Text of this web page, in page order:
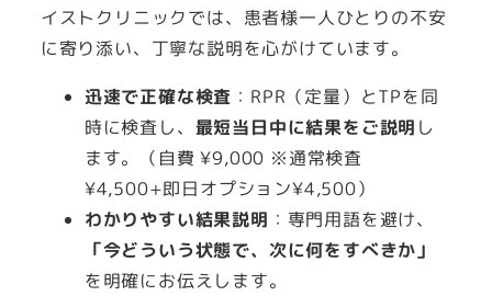
イストクリニックでは、患者様一人ひとりの不安
に寄り添い、丁寧な説明を心がけています。
迅速で正確な検査 ：RPR（定量）とTPを同
時に検査し、 最短当日中に結果をご説明 し
ます。（自費 ¥9,000 ※通常検査
¥4,500+即日オプション¥4,500）
わかりやすい結果説明 ：専門用語を避け、
「今どういう状態で、次に何をすべきか」
を明確にお伝えします。